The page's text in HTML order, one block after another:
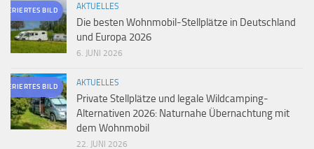
BILD AKTUELLES
Die besten Wohnmobil-Stellplätze in Deutschland
und Europa 2026
6. JUNI 2026
BILD AKTUELLES
Private Stellplätze und legale Wildcamping-
Alternativen 2026: Naturnahe Übernachtung mit
dem Wohnmobil
22. JUNI 2026